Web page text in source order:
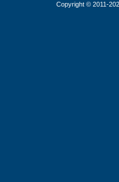
Copyright © 2011-